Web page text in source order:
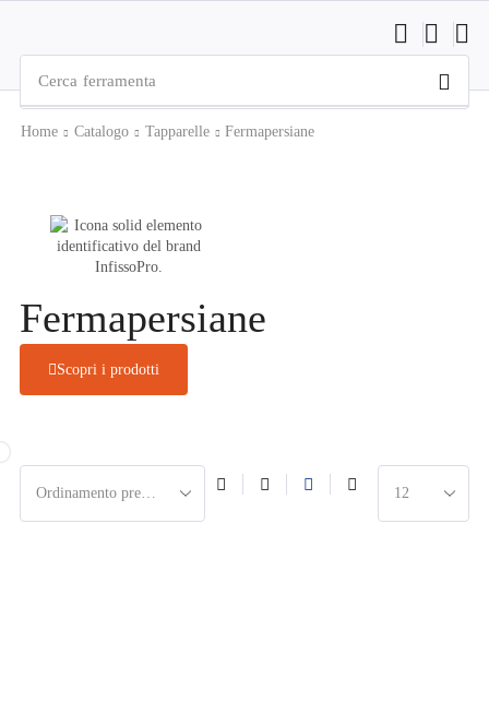
Cerca ferramenta
Home Catalogo Tapparelle Fermapersiane
Fermapersiane
Scopri i prodotti